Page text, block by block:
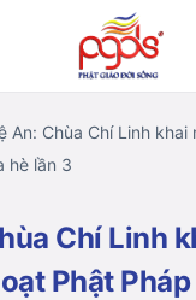
An: Chùa Chí Linh khai
hè lần 3
Chí Linh
Phật